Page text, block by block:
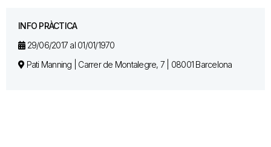
INFO PRÀCTICA
29/06/2017 al 01/01/1970
Pati Manning | Carrer de Montalegre, 7 | 08001 Barcelona